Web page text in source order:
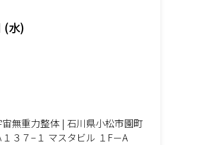
(水)
無重力整体 | 石川県小松市園町
１３７−１ マスタビル １F－A